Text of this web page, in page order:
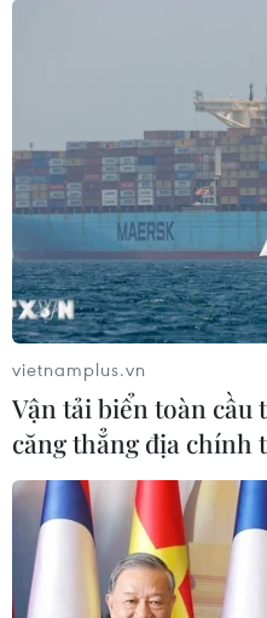
Tổng thống Venezuela
lực ngăn chặn bạo lực sau
trong cuộc biểu tình tháng
vietnamplus.vn
Vận tải biển toàn cầu
căng thẳng địa chính